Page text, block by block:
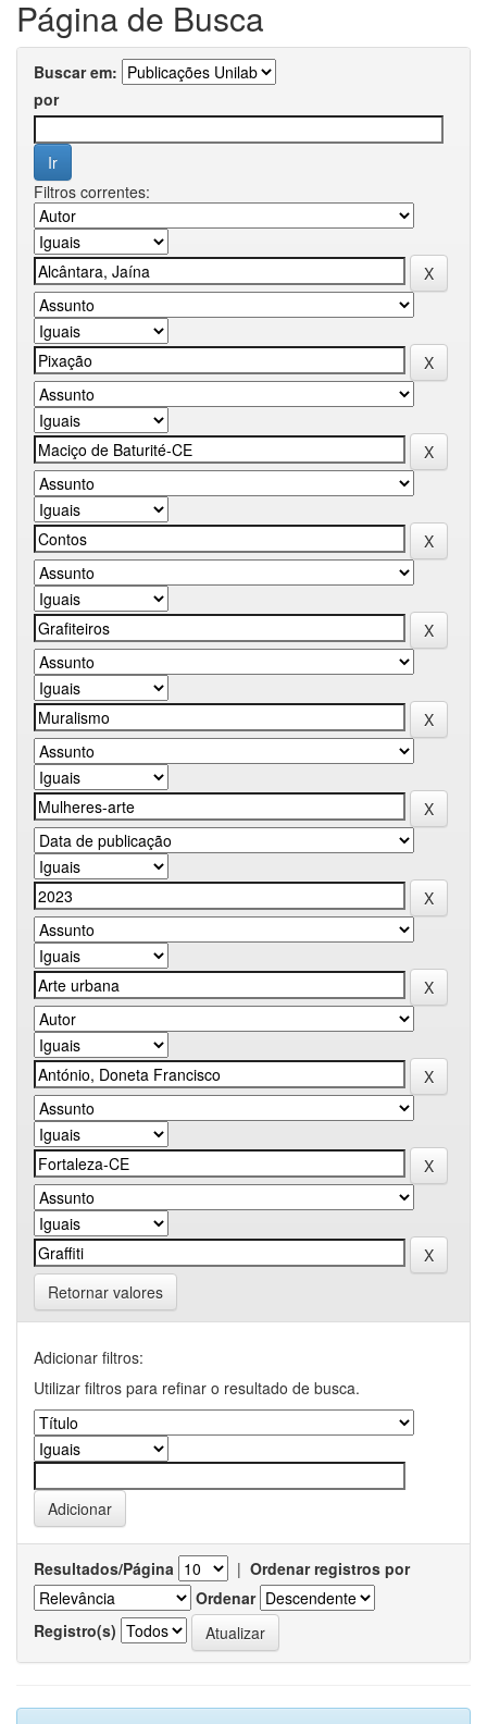
Página de Busca
Buscar em:
por
Filtros correntes:
Retornar valores
Adicionar filtros:
Utilizar filtros para refinar o resultado de busca.
Resultados/Página | Ordenar registros por
Ordenar
Registro(s)